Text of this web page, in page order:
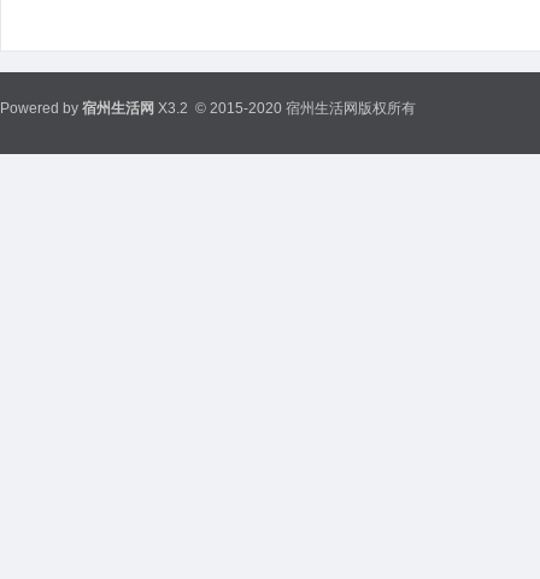
Powered by 宿州生活网 X3.2 © 2015-2020 宿州生活网版权所有